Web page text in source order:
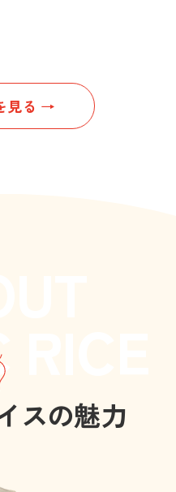
見る
スの魅力